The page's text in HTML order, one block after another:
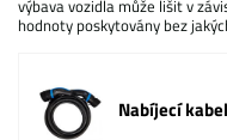
výbava vozidla může lišit v
hodnoty poskytovány bez
Nabíjecí